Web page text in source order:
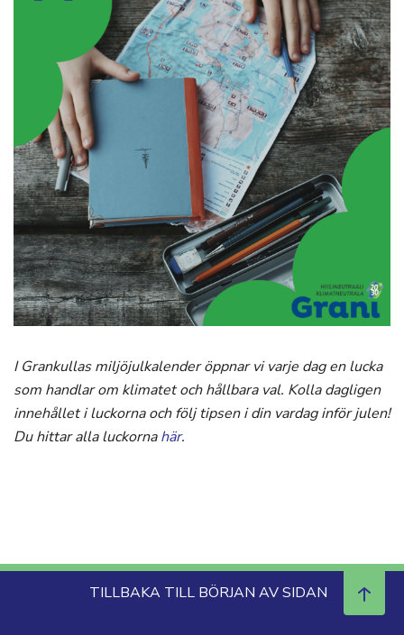
I Grankullas miljöjulkalender öppnar vi varje dag en lucka
som handlar om klimatet och hållbara val. Kolla dagligen
innehållet i luckorna och följ tipsen i din vardag inför julen!
Du hittar alla luckornahär.
TILLBAKA TILL BÖRJAN AV SIDAN